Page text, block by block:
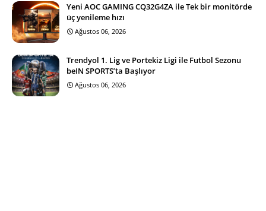
Yeni AOC GAMING CQ32G4ZA ile Tek bir monitörde
üç yenileme hızı
Ağustos 06, 2026
Trendyol 1. Lig ve Portekiz Ligi ile Futbol Sezonu
beIN SPORTS’ta Başlıyor
Ağustos 06, 2026